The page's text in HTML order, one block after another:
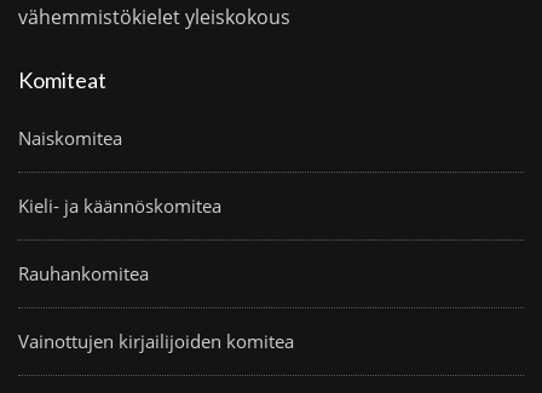
vähemmistökieletyleiskokous
Komiteat
Naiskomitea
Kieli- ja käännöskomitea
Rauhankomitea
Vainottujen kirjailijoiden komitea